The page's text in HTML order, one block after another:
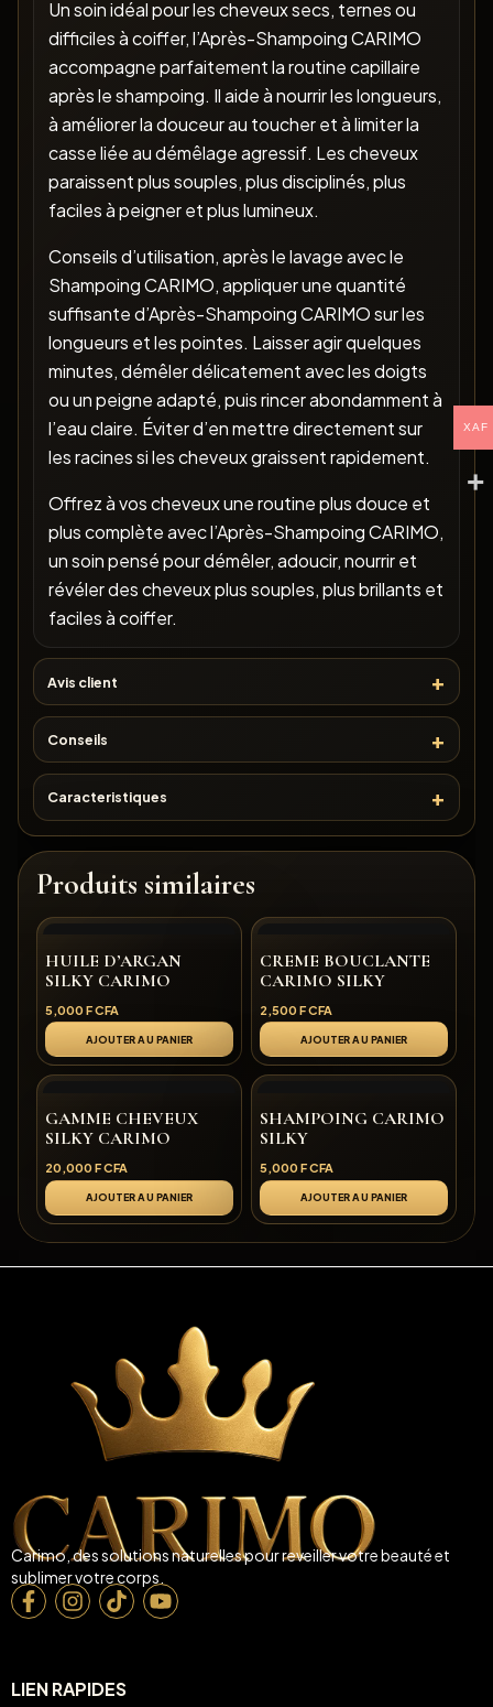
Un soin idéal pour les cheveux secs, ternes ou
difficiles à coiffer, l’Après-Shampoing CARIMO
accompagne parfaitement la routine capillaire
après le shampoing. Il aide à nourrir les longueurs,
à améliorer la douceur au toucher et à limiter la
casse liée au démêlage agressif. Les cheveux
paraissent plus souples, plus disciplinés, plus
faciles à peigner et plus lumineux.
Conseils d’utilisation, après le lavage avec le
Shampoing CARIMO, appliquer une quantité
suffisante d’Après-Shampoing CARIMO sur les
longueurs et les pointes. Laisser agir quelques
minutes, démêler délicatement avec les doigts
ou un peigne adapté, puis rincer abondamment à
l’eau claire. Éviter d’en mettre directement sur
les racines si les cheveux graissent rapidement.
Offrez à vos cheveux une routine plus douce et
plus complète avec l’Après-Shampoing CARIMO,
un soin pensé pour démêler, adoucir, nourrir et
révéler des cheveux plus souples, plus brillants et
faciles à coiffer.
Avis client
Conseils
Caracteristiques
Produits similaires
HUILE D’ARGAN
SILKY CARIMO
5,000 F CFA
AJOUTER AU PANIER
CREME BOUCLANTE
CARIMO SILKY
2,500 F CFA
AJOUTER AU PANIER
GAMME CHEVEUX
SILKY CARIMO
20,000 F CFA
AJOUTER AU PANIER
SHAMPOING CARIMO
SILKY
5,000 F CFA
AJOUTER AU PANIER
Carimo, des solutions naturelles pour reveiller votre beauté et
sublimer votre corps.
LIEN RAPIDES
XAF